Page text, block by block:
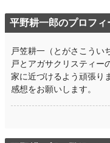
平野耕一郎のプロフィ
戸笠耕一（とがさこうい
戸とアガサクリスティー
家に近づけるよう頑張り
感想をお願いします。